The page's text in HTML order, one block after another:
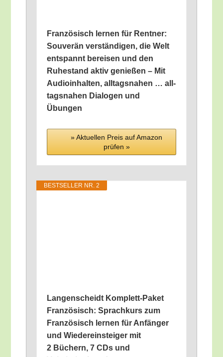
Fran­zö­sisch ler­nen für Rent­ner:
Sou­ve­rän ver­stän­di­gen, die Welt
ent­spannt berei­sen und den
Ruhe­stand aktiv genie­ßen – Mit
Audio­in­hal­ten, all­tags­na­hen … all­
tags­na­hen Dia­lo­gen und
Übungen
» Aktu­el­len Preis auf Ama­zon
prü­fen »
BEST­SEL­LER NR. 2
Lan­gen­scheidt Kom­plett-Paket
Fran­zö­sisch: Sprach­kurs zum
Fran­zö­sisch ler­nen für Anfän­ger
und Wie­der­ein­stei­ger mit
2 Büchern, 7 CDs und